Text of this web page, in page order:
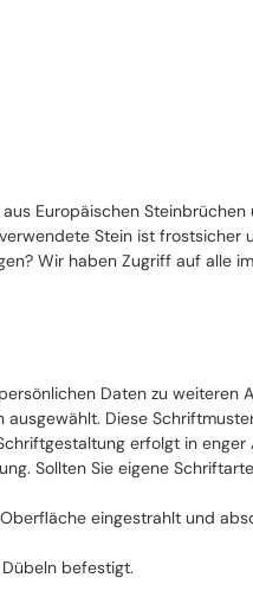
Europäischen
Stein ist
Wir haben Zugriff auf alle
Daten zu weiteren
Diese
erfolgt in enger
Sollten Sie eigene
eingestrahlt und
befestigt.